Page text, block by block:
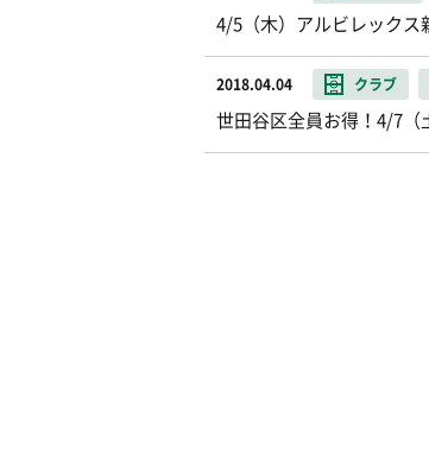
4/5（木）アルビレックス
2018.04.04 クラブ
世田谷区全員お得！4/7（